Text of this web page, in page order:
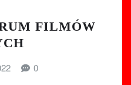
FILMÓW
0